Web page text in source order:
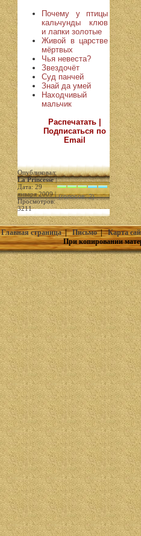
Почему у птицы
кальчунды клюв
и лапки золотые
Живой в царстве
мёртвых
Чья невеста?
Звездочёт
Суд панчей
Знай да умей
Находчивый
мальчик
Распечатать |
Подписаться по
Email
Опубликовал:
La Princesse|
Дата: 29
января 2009 |
Просмотров:
3211
(голосов: 2)
Главная страница|Письмо|Карта
При копировании